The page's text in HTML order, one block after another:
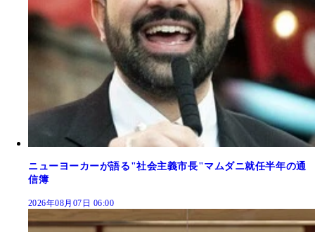
ニューヨーカーが語る"社会主義市長"マムダニ就任半年の通
信簿
2026年08月07日 06:00